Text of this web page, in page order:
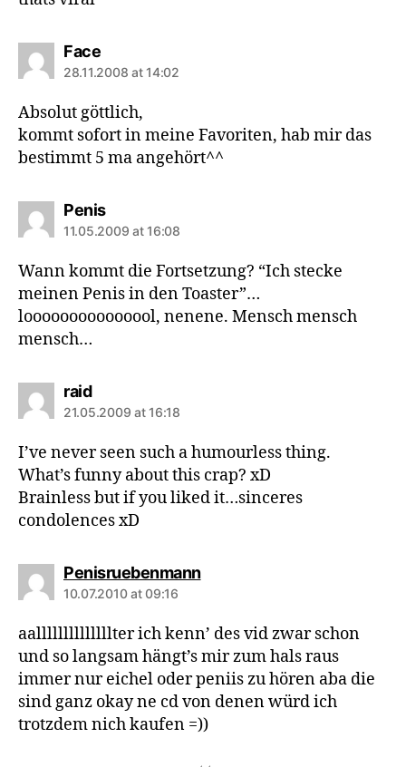
Facesays:
28.11.2008 at 14:02
Absolut göttlich,
kommt sofort in meine Favoriten, hab mir das
bestimmt 5 ma angehört^^
Penissays:
11.05.2009 at 16:08
Wann kommt die Fortsetzung? “Ich stecke
meinen Penis in den Toaster”…
looooooooooooool, nenene. Mensch mensch
mensch…
raidsays:
21.05.2009 at 16:18
I’ve never seen such a humourless thing.
What’s funny about this crap? xD
Brainless but if you liked it…sinceres
condolences xD
Penisruebenmannsays:
10.07.2010 at 09:16
aallllllllllllllter ich kenn’ des vid zwar schon
und so langsam hängt’s mir zum hals raus
immer nur eichel oder peniis zu hören aba die
sind ganz okay ne cd von denen würd ich
trotzdem nich kaufen =))